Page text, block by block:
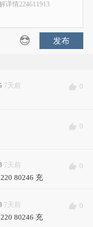
详情224611913
发布
7天前
0
0
7天前
0
80246 充
7天前
0
80246 充